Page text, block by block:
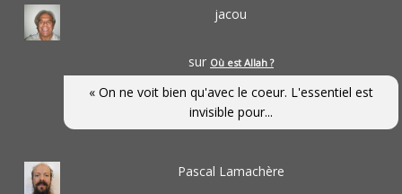
jacou
sur Où est Allah ?
« On ne voit bien qu'avec le coeur. L'essentiel est
invisible pour...
Pascal Lamachère